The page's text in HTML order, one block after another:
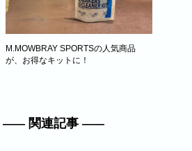
M.MOWBRAY SPORTSの人気商品
が、お得なキットに！
関連記事